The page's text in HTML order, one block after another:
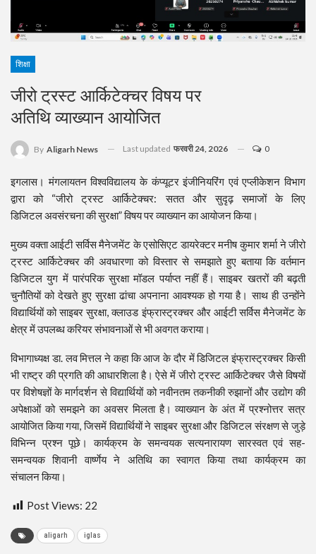
शिक्षा
जीरो ट्रस्ट आर्किटेक्चर विषय पर
अतिथि व्याख्यान आयोजित
By Aligarh News Last updated फरवरी 24, 2026 0
इगलास। मंगलायतन विश्वविद्यालय के कंप्यूटर इंजीनियरिंग एवं एप्लीकेशन विभाग
द्वारा को “जीरो ट्रस्ट आर्किटेक्चर: सतत और सुदृढ़ समाजों के लिए
डिजिटल अवसंरचना की सुरक्षा” विषय पर व्याख्यान का आयोजन किया।
मुख्य वक्ता आईटी सर्विस मैनेजमेंट के एसोसिएट डायरेक्टर मनीष कुमार शर्मा ने जीरो
ट्रस्ट आर्किटेक्चर की अवधारणा को विस्तार से समझाते हुए बताया कि वर्तमान
डिजिटल युग में पारंपरिक सुरक्षा मॉडल पर्याप्त नहीं हैं। साइबर खतरों की बढ़ती
चुनौतियों को देखते हुए सुरक्षा ढांचा अपनाना आवश्यक हो गया है। साथ ही उन्होंने
विद्यार्थियों को साइबर सुरक्षा, क्लाउड इंफ्रास्ट्रक्चर और आईटी सर्विस मैनेजमेंट के
क्षेत्र में उपलब्ध करियर संभावनाओं से भी अवगत कराया।
विभागाध्यक्ष डा. लव मित्तल ने कहा कि आज के दौर में डिजिटल इंफ्रास्ट्रक्चर किसी
भी राष्ट्र की प्रगति की आधारशिला है। ऐसे में जीरो ट्रस्ट आर्किटेक्चर जैसे विषयों
पर विशेषज्ञों के मार्गदर्शन से विद्यार्थियों को नवीनतम तकनीकी रुझानों और उद्योग की
अपेक्षाओं को समझने का अवसर मिलता है। व्याख्यान के अंत में प्रश्नोत्तर सत्र
आयोजित किया गया, जिसमें विद्यार्थियों ने साइबर सुरक्षा और डिजिटल संरक्षण से जुड़े
विभिन्न प्रश्न पूछे। कार्यक्रम के समन्वयक सत्यनारायण सारस्वत एवं सह-
समन्वयक शिवानी वार्ष्णेय ने अतिथि का स्वागत किया तथा कार्यक्रम का
संचालन किया।
Post Views: 22
aligarh iglas